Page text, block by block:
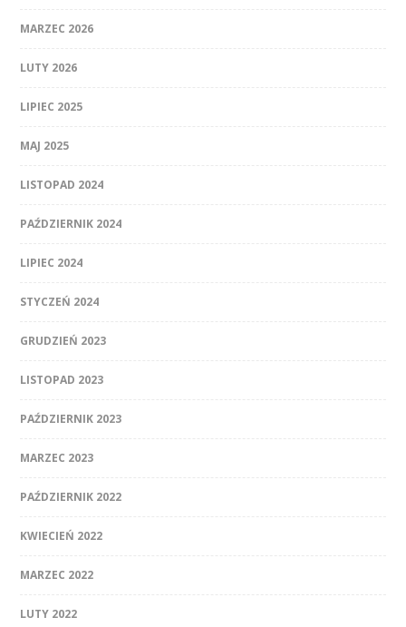
MARZEC 2026
LUTY 2026
LIPIEC 2025
MAJ 2025
LISTOPAD 2024
PAŹDZIERNIK 2024
LIPIEC 2024
STYCZEŃ 2024
GRUDZIEŃ 2023
LISTOPAD 2023
PAŹDZIERNIK 2023
MARZEC 2023
PAŹDZIERNIK 2022
KWIECIEŃ 2022
MARZEC 2022
LUTY 2022